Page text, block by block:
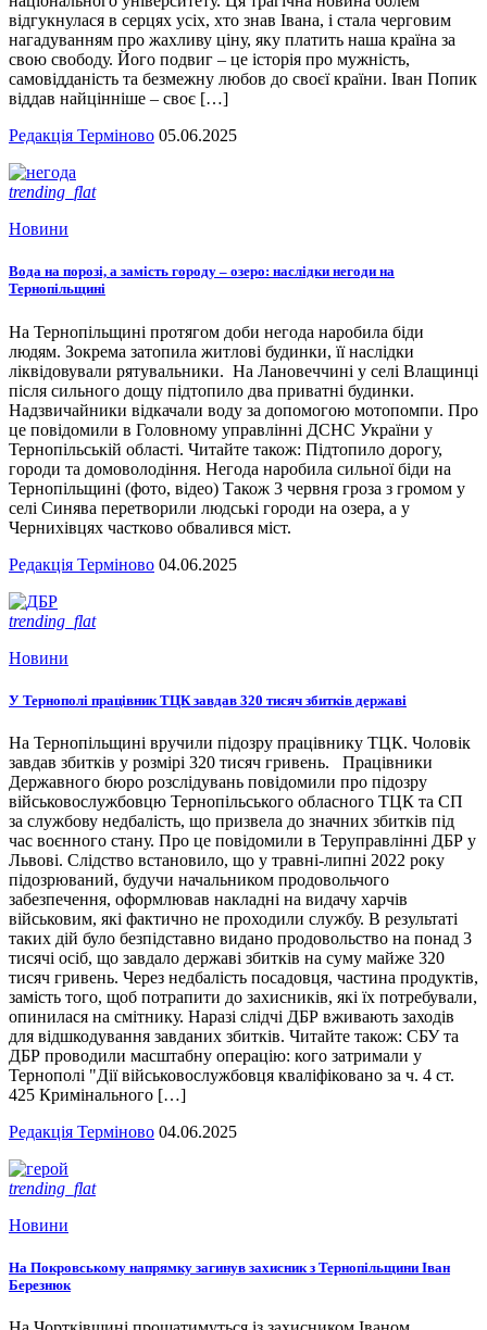
відгукнулася в серцях усіх, хто знав Івана, і стала черговим
нагадуванням про жахливу ціну, яку платить наша країна за
свою свободу. Його подвиг – це історія про мужність,
самовідданість та безмежну любов до своєї країни. Іван Попик
віддав найцінніше – своє […]
Редакція Терміново 05.06.2025
trending_flat
Новини
Вода на порозі, а замість городу – озеро: наслідки негоди на
Тернопільщині
На Тернопільщині протягом доби негода наробила біди
людям. Зокрема затопила житлові будинки, її наслідки
ліквідовували рятувальники. На Лановеччині у селі Влащинці
після сильного дощу підтопило два приватні будинки.
Надзвичайники відкачали воду за допомогою мотопомпи. Про
це повідомили в Головному управлінні ДСНС України у
Тернопільській області. Читайте також: Підтопило дорогу,
городи та домоволодіння. Негода наробила сильної біди на
Тернопільщині (фото, відео) Також 3 червня гроза з громом у
селі Синява перетворили людські городи на озера, а у
Чернихівцях частково обвалився міст.
Редакція Терміново 04.06.2025
trending_flat
Новини
У Тернополі працівник ТЦК завдав 320 тисяч збитків державі
На Тернопільщині вручили підозру працівнику ТЦК. Чоловік
завдав збитків у розмірі 320 тисяч гривень. Працівники
Державного бюро розслідувань повідомили про підозру
військовослужбовцю Тернопільського обласного ТЦК та СП
за службову недбалість, що призвела до значних збитків під
час воєнного стану. Про це повідомили в Теруправлінні ДБР у
Львові. Слідство встановило, що у травні-липні 2022 року
підозрюваний, будучи начальником продовольчого
забезпечення, оформлював накладні на видачу харчів
військовим, які фактично не проходили службу. В результаті
таких дій було безпідставно видано продовольство на понад 3
тисячі осіб, що завдало державі збитків на суму майже 320
тисяч гривень. Через недбалість посадовця, частина продуктів,
замість того, щоб потрапити до захисників, які їх потребували,
опинилася на смітнику. Наразі слідчі ДБР вживають заходів
для відшкодування завданих збитків. Читайте також: СБУ та
ДБР проводили масштабну операцію: кого затримали у
Тернополі "Дії військовослужбовця кваліфіковано за ч. 4 ст.
425 Кримінального […]
Редакція Терміново 04.06.2025
trending_flat
Новини
На Покровському напрямку загинув захисник з Тернопільщини Іван
Березнюк